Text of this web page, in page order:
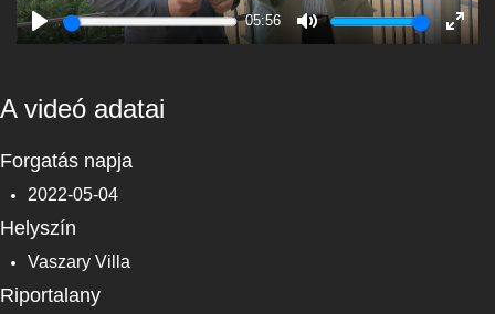
Play
05:56
Mute
Enter
A videó adatai
Forgatás napja
2022-05-04
Helyszín
Vaszary Villa
Riportalany